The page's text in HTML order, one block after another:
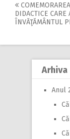
Post
DIDACTICE CARE
ÎNVĂŢĂMÂNTUL
Arhiva
Anul